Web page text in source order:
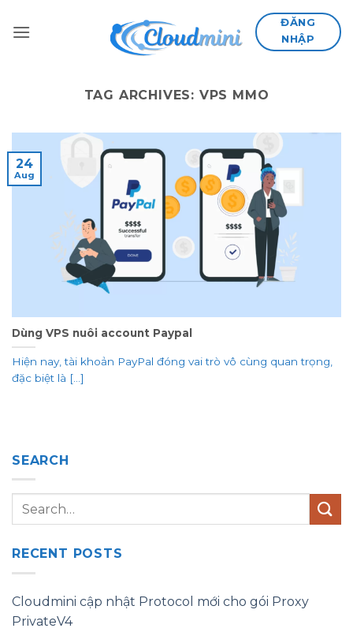
ĐĂNG
NHẬP
TAG ARCHIVES: VPS MMO
Dùng VPS nuôi account Paypal
Hiện nay, tài khoản PayPal đóng vai trò vô cùng quan trọng,
đặc biệt là [...]
24
Aug
SEARCH
RECENT POSTS
Cloudmini cập nhật Protocol mới cho gói Proxy
PrivateV4